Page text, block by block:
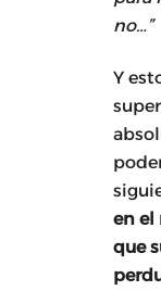
no…”
Y
en el
que